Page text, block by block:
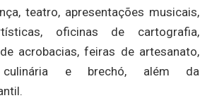
teatro, apresentações musicais,
oficinas de cartografia,
acrobacias, feiras de artesanato,
culinária e brechó, além da